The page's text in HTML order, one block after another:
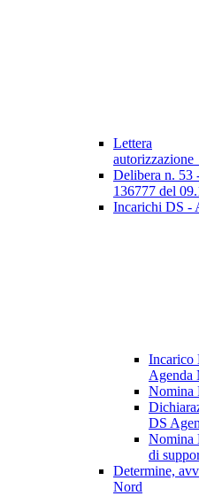
Lettera
Delibera n. 53
136777 del
Incarichi DS -
Incarico
Agenda
Nomina
DS
Nomina
di
Determine,
Nord